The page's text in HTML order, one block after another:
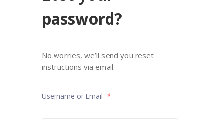
password?
No worries, we’ll send you reset
instructions via email.
Username or Email *